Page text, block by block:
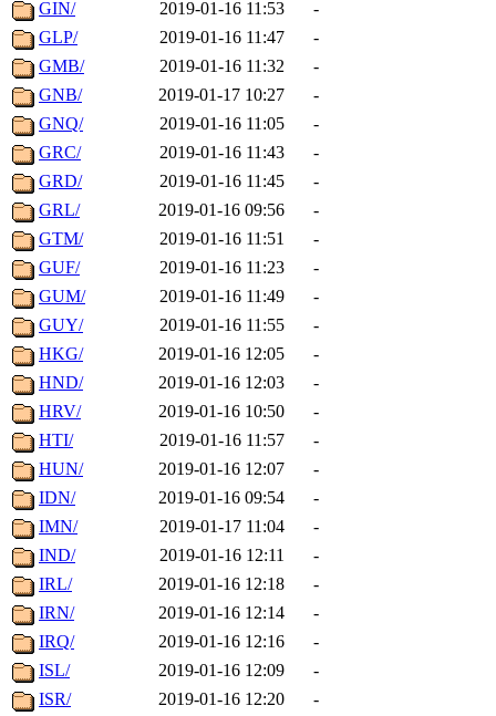
GIN/ 2019-01-16 11:53
-
GLP/
2019-01-16 11:47
-
GMB/
2019-01-16 11:32
-
GNB/
2019-01-17 10:27
-
GNQ/
2019-01-16 11:05
-
GRC/
2019-01-16 11:43
-
GRD/
2019-01-16 11:45
-
GRL/
2019-01-16 09:56
-
GTM/
2019-01-16 11:51
-
GUF/
2019-01-16 11:23
-
GUM/
2019-01-16 11:49
-
GUY/
2019-01-16 11:55
-
HKG/
2019-01-16 12:05
-
HND/
2019-01-16 12:03
-
HRV/
2019-01-16 10:50
-
HTI/
2019-01-16 11:57
-
HUN/
2019-01-16 12:07
-
IDN/
2019-01-16 09:54
-
IMN/
2019-01-17 11:04
-
IND/
2019-01-16 12:11
-
IRL/
2019-01-16 12:18
-
IRN/
2019-01-16 12:14
-
IRQ/
2019-01-16 12:16
-
ISL/
2019-01-16 12:09
-
ISR/
2019-01-16 12:20
-